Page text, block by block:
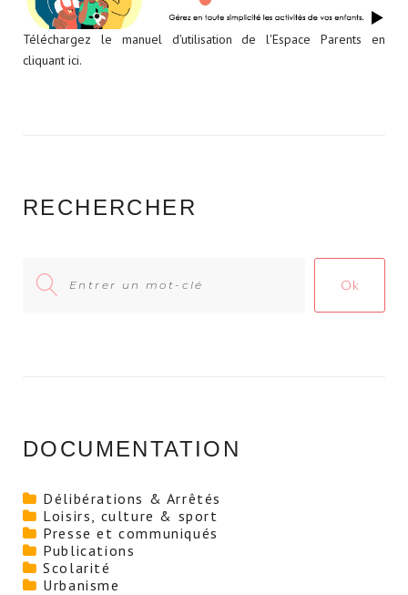
Téléchargez le manuel d'utilisation de l'Espace Parents en
cliquant ici.
RECHERCHER
for:
Ok
DOCUMENTATION
Délibérations & Arrêtés
Loisirs, culture & sport
Presse et communiqués
Publications
Scolarité
Urbanisme